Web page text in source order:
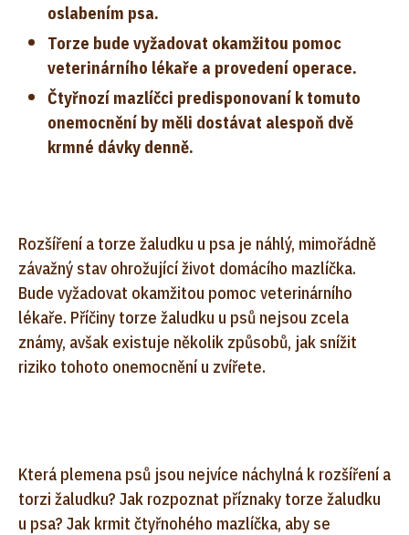
oslabením psa.
Torze bude vyžadovat okamžitou pomoc
veterinárního lékaře a provedení operace.
Čtyřnozí mazlíčci predisponovaní k tomuto
onemocnění by měli dostávat alespoň dvě
krmné dávky denně.
Rozšíření a torze žaludku u psa je náhlý, mimořádně
závažný stav ohrožující život domácího mazlíčka.
Bude vyžadovat okamžitou pomoc veterinárního
lékaře. Příčiny torze žaludku u psů nejsou zcela
známy, avšak existuje několik způsobů, jak snížit
riziko tohoto onemocnění u zvířete.
Která plemena psů jsou nejvíce náchylná k rozšíření a
torzi žaludku? Jak rozpoznat příznaky torze žaludku
u psa? Jak krmit čtyřnohého mazlíčka, aby se